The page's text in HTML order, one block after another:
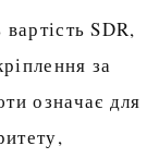
SDR,
за
означає для